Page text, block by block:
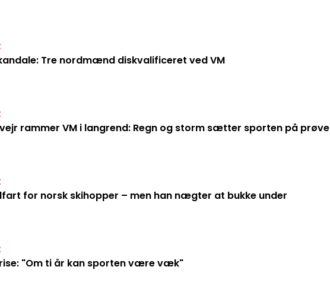
Tre nordmænd diskvalificeret ved VM
rammer VM i langrend: Regn og storm sætter sporten på prøve
for norsk skihopper – men han nægter at bukke under
"Om ti år kan sporten være væk"